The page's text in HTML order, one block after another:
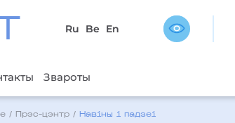
Ru Be En
Звароты
/ Прэс-цэнтр / Навіны і падзеі